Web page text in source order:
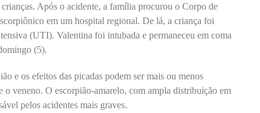
Após o acidente, a família procurou o Corpo de
em um hospital regional. De lá, a criança foi
(UTI). Valentina foi intubada e permaneceu em coma
(5).
e os efeitos das picadas podem ser mais ou menos
o veneno. O escorpião-amarelo, com ampla distribuição em
pelos acidentes mais graves.